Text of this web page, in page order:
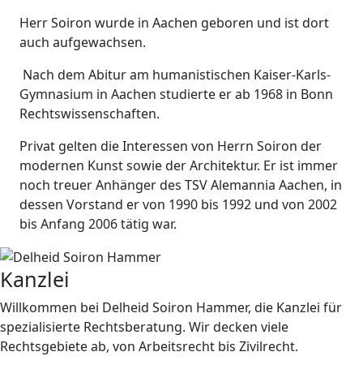
Herr Soiron wurde in Aachen geboren und ist dort
auch aufgewachsen.
Nach dem Abitur am humanistischen Kaiser-Karls-
Gymnasium in Aachen studierte er ab 1968 in Bonn
Rechtswissenschaften.
Privat gelten die Interessen von Herrn Soiron der
modernen Kunst sowie der Architektur. Er ist immer
noch treuer Anhänger des TSV Alemannia Aachen, in
dessen Vorstand er von 1990 bis 1992 und von 2002
bis Anfang 2006 tätig war.
Kanzlei
Willkommen bei Delheid Soiron Hammer, die Kanzlei für
spezialisierte Rechtsberatung. Wir decken viele
Rechtsgebiete ab, von Arbeitsrecht bis Zivilrecht.